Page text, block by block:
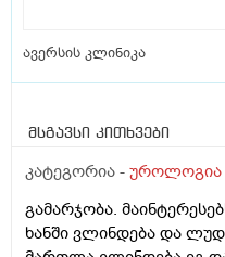
ავერსის კლინიკა
მსგავსი კითხვები
კატეგორია - უროლოგია
გამარჯობა.
ხანში ვლინდება და